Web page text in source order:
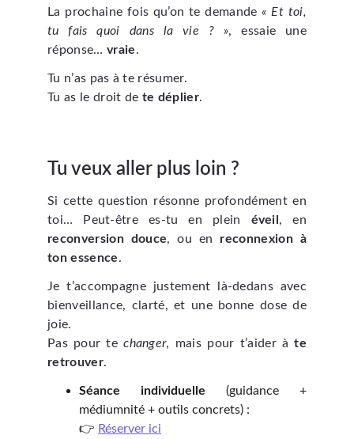
La prochaine fois qu’on te demande« Et toi,
tu fais quoi dans la vie ? », essaie une
réponse… vraie.
Tu n’as pas à te résumer.
Tu as le droit de te déplier.
Tu veux aller plus loin ?
Si cette question résonne profondément en
toi… Peut-être es-tu en plein éveil , en
reconversion douce, ou en reconnexion à
ton essence.
Je t’accompagne justement là-dedans avec
bienveillance, clarté, et une bonne dose de
joie.
Pas pour techanger, mais pour t’aider àte
retrouver.
Séance individuelle (guidance +
médiumnité + outils concrets) :
👉 Réserver ici